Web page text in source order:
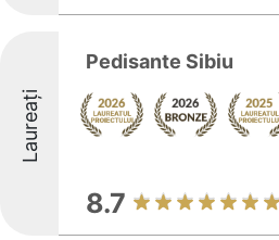
Laureați
Pedisante Sibiu
8.7